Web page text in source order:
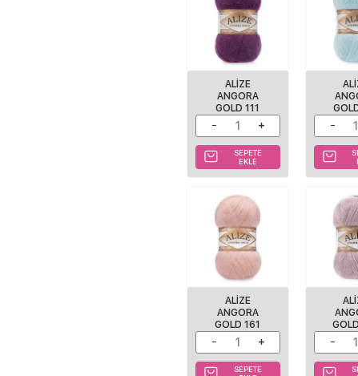
ALIZE
ANGORA
GOLD 111
SEPETE
EKLE
ALIZE
ANGORA
GOLD 161
SEPETE